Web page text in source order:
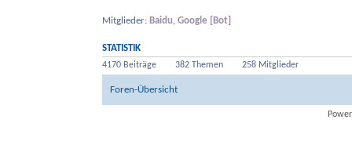
Mitglieder: Baidu, Google [Bot]
STATISTIK
4170 Beiträge
382 Themen 258 Mitglieder
Foren-Übersicht